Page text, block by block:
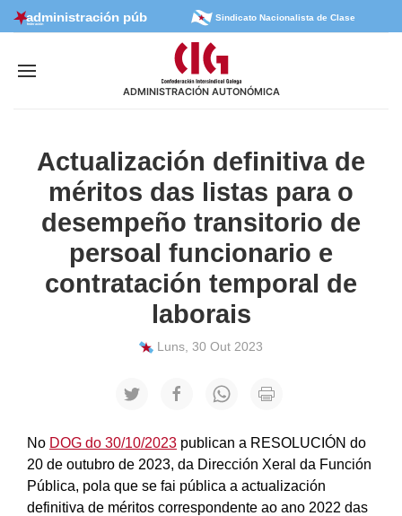
Sindicato Nacionalista de Clase
ADMINISTRACIÓN AUTONÓMICA
Actualización definitiva de
méritos das listas para o
desempeño transitorio de
persoal funcionario e
contratación temporal de
laborais
Luns, 30 Out 2023
No DOG do 30/10/2023 publican a RESOLUCIÓN do
20 de outubro de 2023, da Dirección Xeral da Función
Pública, pola que se fai pública a actualización
definitiva de méritos correspondente ao ano 2022 das